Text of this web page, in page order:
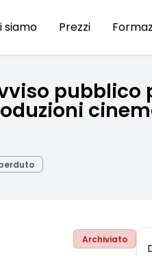
siamo Prezzi
pubblico
Archiviato